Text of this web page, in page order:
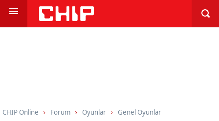
CHIP Online Forum Oyunlar Genel Oyunlar